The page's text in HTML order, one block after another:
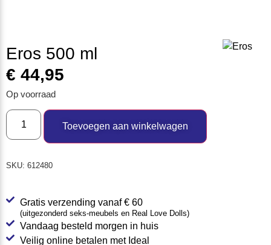
Eros 500 ml
€ 44,95
Op voorraad
Toevoegen aan winkelwagen
SKU: 612480
Gratis verzending vanaf € 60
(uitgezonderd seks-meubels en Real Love Dolls)
Vandaag besteld morgen in huis
Veilig online betalen met Ideal